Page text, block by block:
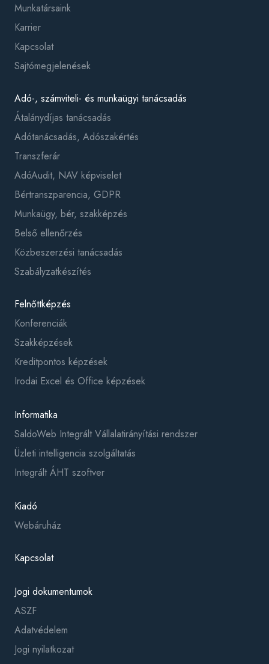
Munkatársaink
Karrier
Kapcsolat
Sajtómegjelenések
Adó-, számviteli- és munkaügyi tanácsadás
Átalánydíjas tanácsadás
Adótanácsadás, Adószakértés
Transzferár
AdóAudit, NAV képviselet
Bértranszparencia, GDPR
Munkaügy, bér, szakképzés
Belső ellenőrzés
Közbeszerzési tanácsadás
Szabályzatkészítés
Felnőttképzés
Konferenciák
Szakképzések
Kreditpontos képzések
Irodai Excel és Office képzések
Informatika
SaldoWeb Integrált Vállalatirányítási rendszer
Üzleti intelligencia szolgáltatás
Integrált ÁHT szoftver
Kiadó
Webáruház
Kapcsolat
Jogi dokumentumok
ASZF
Adatvédelem
Jogi nyilatkozat